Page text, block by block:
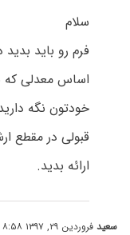
سلام
فرم رو باید
اساس معدلی که
خودتون نگه
قبولی در مقطع
ارائه بدید.
سعیدفروردین ۲۹, ۱۳۹۷ at ۸:۵۸ ق٫ظ